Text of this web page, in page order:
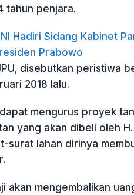
tahun penjara.
Hadiri Sidang Kabinet
Prabowo
disebutkan peristiwa
2018 lalu.
mengurus proyek
yang akan dibeli oleh H.
surat lahan dirinya
akan mengembalikan